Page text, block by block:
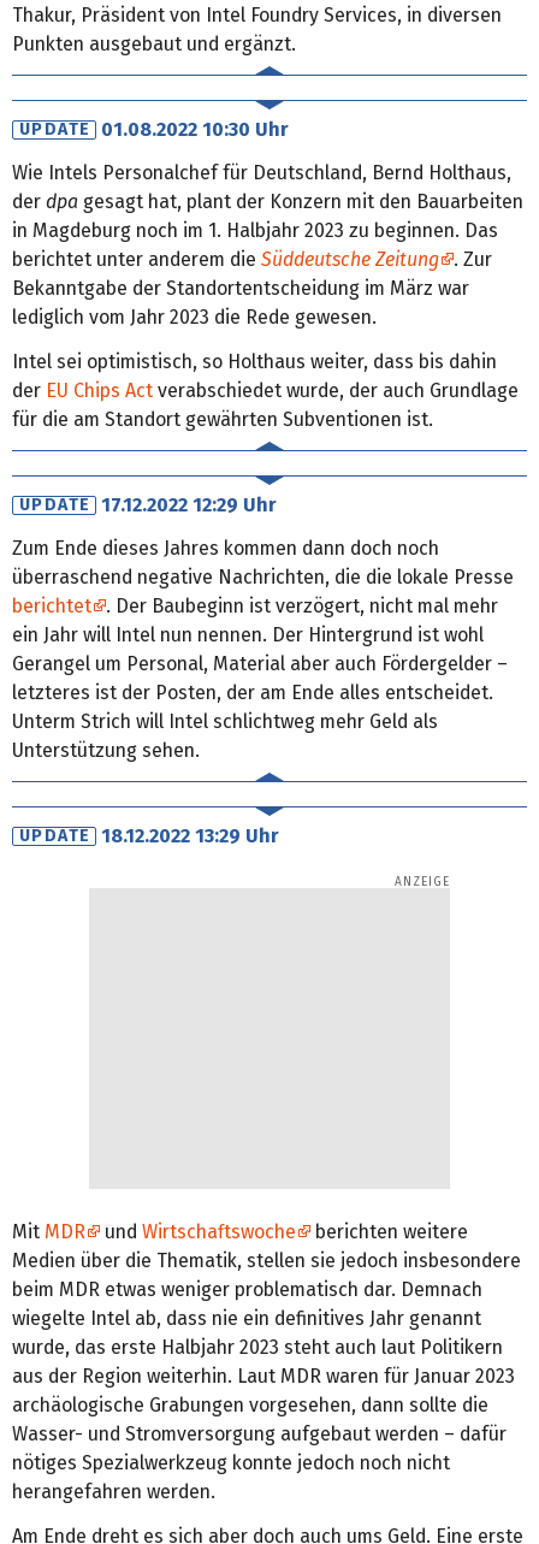
Thakur, Präsident von Intel Foundry Services, in diversen
Punkten ausgebaut und ergänzt.
UPDATE
01.08.2022 10:30 Uhr
Wie Intels Personalchef für Deutschland, Bernd Holthaus,
der dpa gesagt hat, plant der Konzern mit den Bauarbeiten
in Magdeburg noch im 1. Halbjahr 2023 zu beginnen. Das
berichtet unter anderem die Süddeutsche Zeitung
. Zur
Bekanntgabe der Standortentscheidung im März war
lediglich vom Jahr 2023 die Rede gewesen.
Intel sei optimistisch, so Holthaus weiter, dass bis dahin
der EU Chips Act verabschiedet wurde, der auch Grundlage
für die am Standort gewährten Subventionen ist.
UPDATE
17.12.2022 12:29 Uhr
Zum Ende dieses Jahres kommen dann doch noch
überraschend negative Nachrichten, die die lokale Presse
berichtet
. Der Baubeginn ist verzögert, nicht mal mehr
ein Jahr will Intel nun nennen. Der Hintergrund ist wohl
Gerangel um Personal, Material aber auch Fördergelder –
letzteres ist der Posten, der am Ende alles entscheidet.
Unterm Strich will Intel schlichtweg mehr Geld als
Unterstützung sehen.
UPDATE 18.12.2022 13:29 Uhr
Mit MDR und Wirtschaftswoche
berichten weitere
Medien über die Thematik, stellen sie jedoch insbesondere
beim MDR etwas weniger problematisch dar. Demnach
wiegelte Intel ab, dass nie ein definitives Jahr genannt
wurde, das erste Halbjahr 2023 steht auch laut Politikern
aus der Region weiterhin. Laut MDR waren für Januar 2023
archäologische Grabungen vorgesehen, dann sollte die
Wasser- und Stromversorgung aufgebaut werden – dafür
nötiges Spezialwerkzeug konnte jedoch noch nicht
herangefahren werden.
Am Ende dreht es sich aber doch auch ums Geld. Eine erste